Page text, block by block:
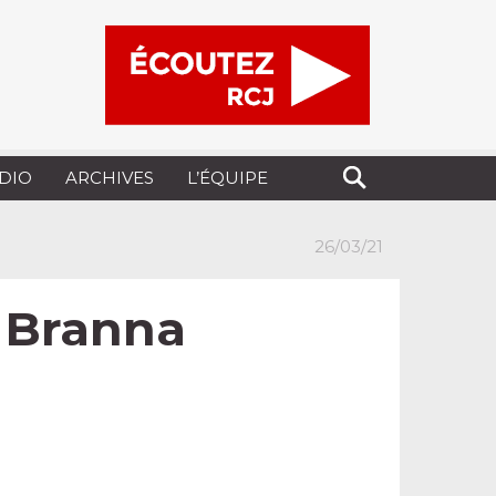
ARCHIVES L’ÉQUIPE
26/03/21